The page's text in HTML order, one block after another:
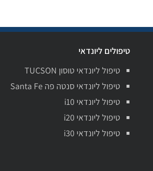
טיפולים ליונדאי
טיפול ליונדאי טוסון TUCSON
טיפול ליונדאי סנטה פה Santa Fe
טיפול ליונדאי i10
טיפול ליונדאי i20
טיפול ליונדאי i30